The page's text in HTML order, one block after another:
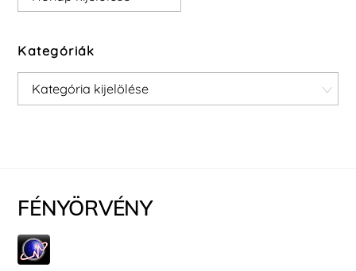
Kategóriák
Kategóriák
FÉNYÖRVÉNY